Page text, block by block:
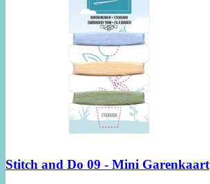
Stitch and Do 09 - Mini Garenkaart